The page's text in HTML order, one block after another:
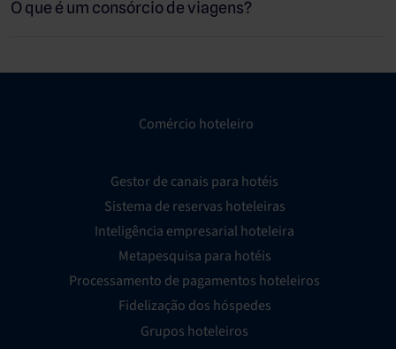
tempo real, para que os agentes de viagens possam ver o
O que é um consórcio de viagens?
Comércio hoteleiro
Gestor de canais para hotéis
Sistema de reservas hoteleiras
Inteligência empresarial hoteleira
Metapesquisa para hotéis
Processamento de pagamentos hoteleiros
Fidelização dos hóspedes
Grupos hoteleiros